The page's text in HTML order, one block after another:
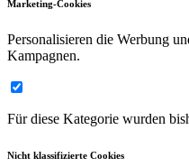
Marketing-Cookies
Personalisieren die Werbung
Kampagnen.
Für diese Kategorie wurden
Nicht klassifizierte Cookies